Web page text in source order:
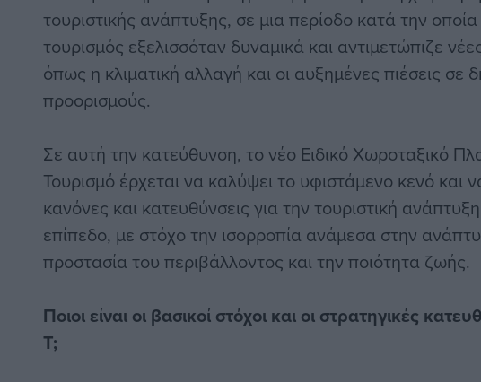
τουριστικής ανάπτυξης, σε μια περίοδο κατά την
τουρισμός εξελισσόταν δυναμικά και αντιμετώπιζε
όπως η κλιματική αλλαγή και οι αυξημένες πιέσεις σε
προορισμούς.
Σε αυτή την κατεύθυνση, το νέο Ειδικό Χωροταξικό
Τουρισμό έρχεται να καλύψει το υφιστάμενο κενό και
κανόνες και κατευθύνσεις για την τουριστική
επίπεδο, με στόχο την ισορροπία ανάμεσα στην
προστασία του περιβάλλοντος και την ποιότητα ζωής.
Ποιοι είναι οι βασικοί στόχοι και οι στρατηγικές
Τ;